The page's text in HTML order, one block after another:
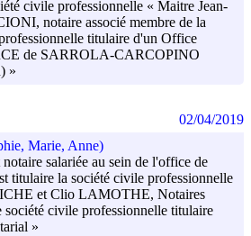
civile professionnelle « Maitre Jean-
notaire associé membre de la
titulaire d'un Office
de SARROLA-CARCOPINO
»
Marie, Anne)
salariée au sein de l'office de
titulaire la société civile professionnelle
et Clio LAMOTHE, Notaires
société civile professionnelle titulaire
»
02/04/2019